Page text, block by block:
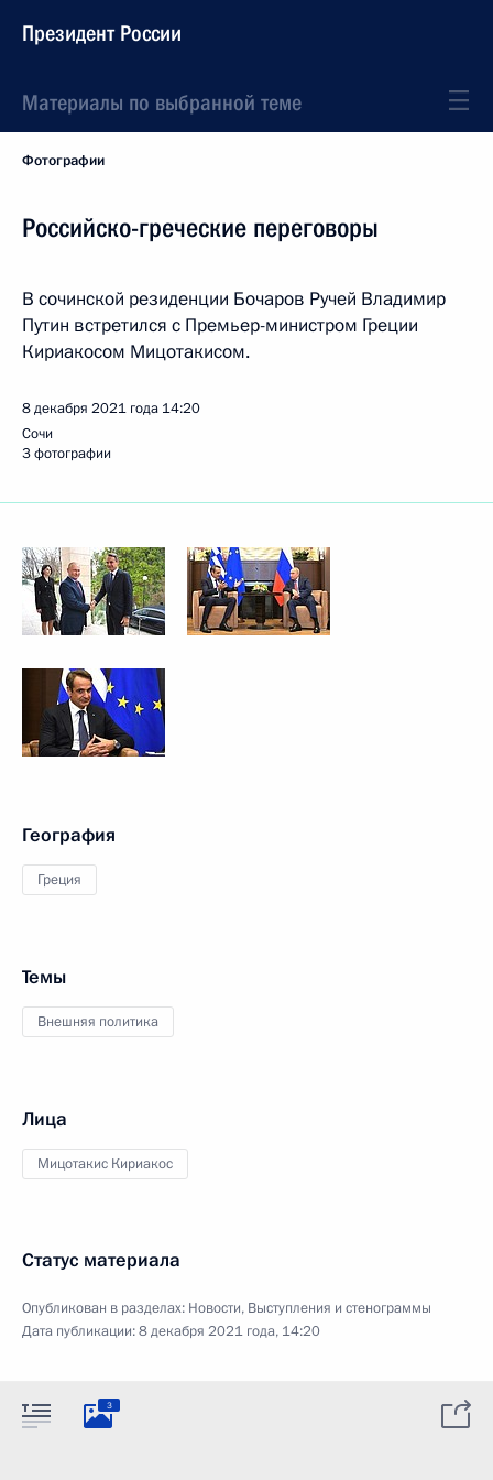
Президент России
Материалы по выбранной теме
Фотографии
Российско-греческие переговоры
В сочинской резиденции Бочаров Ручей Владимир
Путин встретился с Премьер-министром Греции
Кириакосом Мицотакисом.
8 декабря 2021 года 14:20
Сочи
3 фотографии
География
Греция
Темы
Внешняя политика
Лица
Мицотакис Кириакос
Статус материала
Опубликован в разделах: Новости, Выступления и стенограммы
Дата публикации:8 декабря 2021 года, 14:20
3